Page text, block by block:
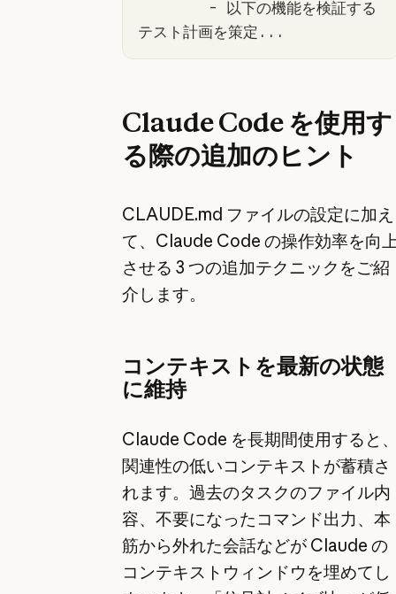
	-
以下の機能を検証する
テスト計画を策定...
Claude Code を使用す
る際の追加のヒント
CLAUDE.md ファイルの設定に加え
て、Claude Code の操作効率を向
させる 3 つの追加テクニックをご紹
介します。
コンテキストを最新の状態
に維持
Claude Code を長期間使用すると
関連性の低いコンテキストが蓄積さ
れます。過去のタスクのファイル内
容、不要になったコマンド出力、本
筋から外れた会話などが Claude の
コンテキストウィンドウを埋めてし